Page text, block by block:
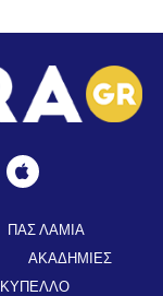
ΠΑΣ ΛΑΜΙΑ
ΑΚΑΔΗΜΙΕΣ
ΚΥΠΕΛΛΟ